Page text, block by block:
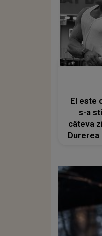
El este
s-a
câteva
Durerea